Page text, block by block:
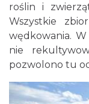
roślin i
Wszystkie
wędkowania.
nie
pozwolono tu